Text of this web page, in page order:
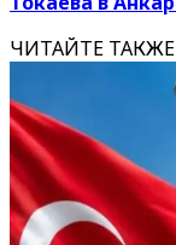
ЧИТАЙТЕ ТАКЖЕ